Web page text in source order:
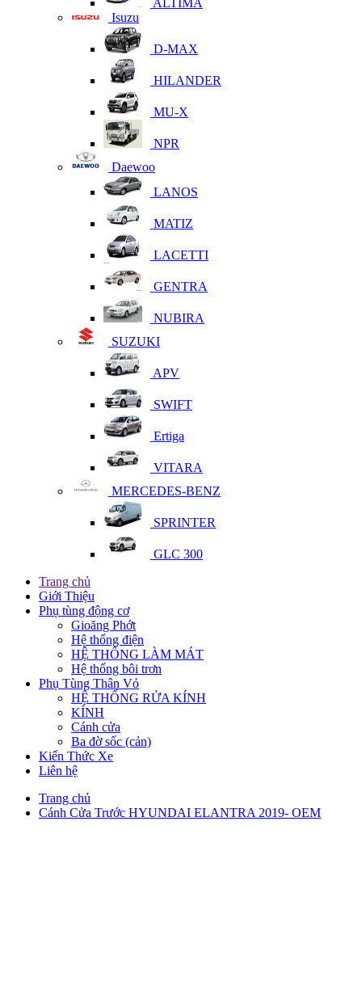
ALTIMA
Isuzu
D-MAX
HILANDER
MU-X
NPR
Daewoo
LANOS
MATIZ
LACETTI
GENTRA
NUBIRA
SUZUKI
APV
SWIFT
Ertiga
VITARA
MERCEDES-BENZ
SPRINTER
GLC 300
Trang chủ
Giới Thiệu
Phụ tùng động cơ
Gioăng Phớt
Hệ thống điện
HỆ THỐNG LÀM MÁT
Hệ thống bôi trơn
Phụ Tùng Thân Vỏ
HỆ THỐNG RỬA KÍNH
KÍNH
Cánh cửa
Ba đờ sốc (cản)
Kiến Thức Xe
Liên hệ
Trang chủ
Cánh Cửa Trước HYUNDAI ELANTRA 2019- OEM